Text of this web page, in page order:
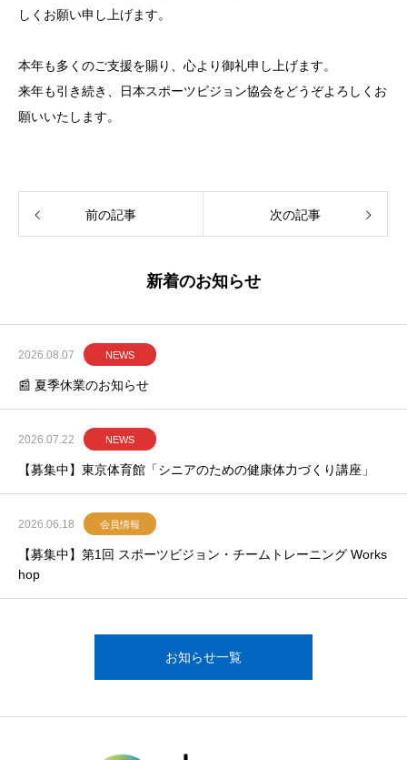
しくお願い申し上げます。
本年も多くのご支援を賜り、心より御礼申し上げます。
来年も引き続き、日本スポーツビジョン協会をどうぞよろしくお
願いいたします。
前の記事 次の記事
新着のお知らせ
2026.08.07 NEWS
📰 夏季休業のお知らせ
2026.07.22 NEWS
【募集中】東京体育館「シニアのための健康体力づくり講座」
2026.06.18 会員情報
【募集中】第1回 スポーツビジョン・チームトレーニング Works
hop
お知らせ一覧